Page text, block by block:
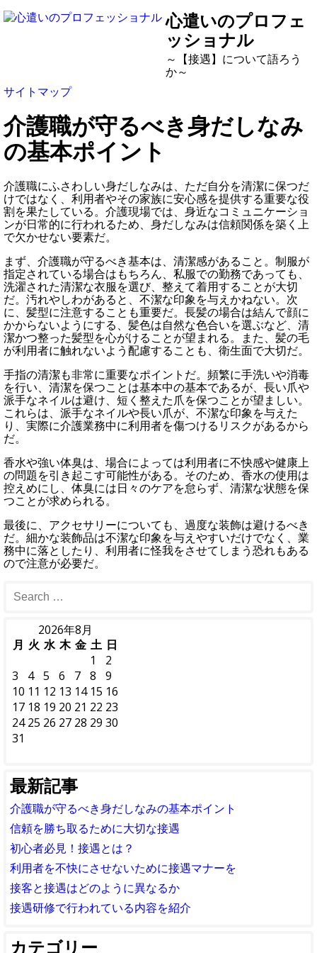
心遣いのプロフェ
ッショナル
～【接遇】について語ろう
か～
サイトマップ
介護職が守るべき身だしなみ
の基本ポイント
介護職にふさわしい身だしなみは、ただ自分を清潔に保つだ
けではなく、利用者やその家族に安心感を提供する重要な役
割を果たしている。介護現場では、身近なコミュニケーショ
ンが日常的に行われるため、身だしなみは信頼関係を築く上
で欠かせない要素だ。
まず、介護職が守るべき基本は、清潔感があること。制服が
指定されている場合はもちろん、私服での勤務であっても、
洗濯された清潔な衣服を選び、整えて着用することが大切
だ。汚れやしわがあると、不潔な印象を与えかねない。次
に、髪型に注意することも重要だ。長髪の場合は結んで顔に
かからないようにする、髪色は自然な色合いを選ぶなど、清
潔かつ整った髪型を心がけることが望まれる。また、髪の毛
が利用者に触れないよう配慮することも、衛生面で大切だ。
手指の清潔も非常に重要なポイントだ。頻繁に手洗いや消毒
を行い、清潔を保つことは基本中の基本であるが、長い爪や
派手なネイルは避け、短く整えた爪を保つことが望ましい。
これらは、派手なネイルや長い爪が、不潔な印象を与えた
り、実際に介護業務中に利用者を傷つけるリスクがあるから
だ。
香水や強い体臭は、場合によっては利用者に不快感や健康上
の問題を引き起こす可能性がある。そのため、香水の使用は
控えめにし、体臭には日々のケアを怠らず、清潔な状態を保
つことが求められる。
最後に、アクセサリーについても、過度な装飾は避けるべき
だ。細かな装飾品は不潔な印象を与えやすいだけでなく、業
務中に落としたり、利用者に怪我をさせてしまう恐れもある
ので注意が必要だ。
2026年8月
月 火 水 木 金 土 日
1
2
3
4 5 6 7 8
9
10 11 12 13 14 15 16
17 18 19 20 21 22 23
24 25 26 27 28 29 30
31
最新記事
介護職が守るべき身だしなみの基本ポイント
信頼を勝ち取るために大切な接遇
初心者必見！接遇とは？
利用者を不快にさせないために接遇マナーを
接客と接遇はどのように異なるか
接遇研修で行われている内容を紹介
カテゴリー